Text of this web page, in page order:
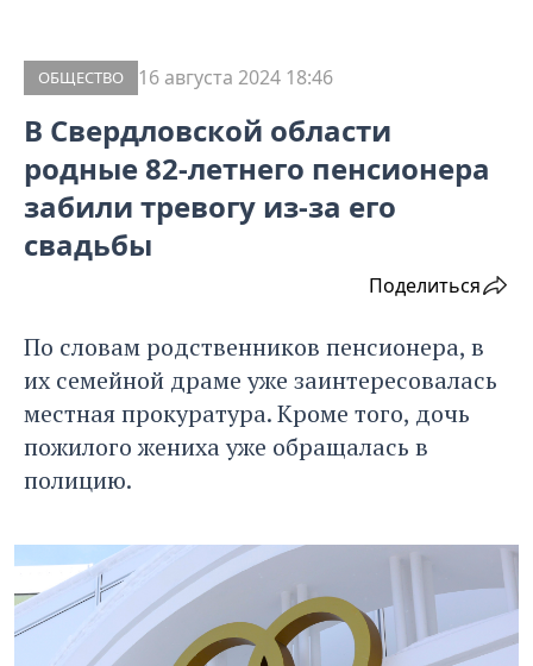
ОБЩЕСТВО 16 августа 2024 18:46
В Свердловской области
родные 82-летнего пенсионера
забили тревогу из-за его
свадьбы
Поделиться
По словам родственников пенсионера, в
их семейной драме уже заинтересовалась
местная прокуратура. Кроме того, дочь
пожилого жениха уже обращалась в
полицию.